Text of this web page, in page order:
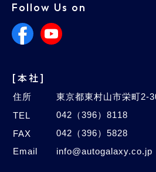
Follow Us on
[本社]
住所
東京都東村山市栄町2-
TEL
042（396）8118
FAX
042（396）5828
Email
info@autogalaxy.co.jp